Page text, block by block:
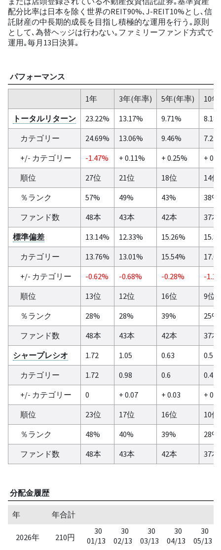
配分比率は日本を除く世界のREIT90%､J-REIT10%とし､信
託財産の中長期的成長を目指し積極的な運用を行う｡原則
として､為替ヘッジは行わない｡ファミリーファンド方式で
運用｡毎月13日決算｡
パフォーマンス
1年 3年(年率) 5年(年率)
10
トータルリターン
23.22% 13.17% 9.71%
カテゴリー
24.69% 13.06% 9.46%
7.2%
+/- カテゴリー
-1.47% + 0.11% + 0.25%
+
順位
27位 21位 18位
14位
％ランク
57% 49% 43%
38%
ファンド数
48本 43本 42本
37本
標準偏差
13.14% 12.33% 15.26%
カテゴリー
13.76% 13.01% 15.54%
+/- カテゴリー
-0.62% -0.68% -0.28%
-
順位
13位 12位 16位
9位
％ランク
28% 28% 39%
25%
ファンド数
48本 43本 42本
37本
シャープレシオ
1.72 1.05 0.63
0.51
カテゴリー
1.72 0.98 0.6
0.42
+/- カテゴリー
0 + 0.07 + 0.03
+
順位
23位 17位 16位
10位
％ランク
48% 40% 39%
28%
ファンド数
48本 43本 42本 37本
分配金履歴
年 年合計
2026年 210円
30
01/13
30
02/13
30
03/13
30
04/13
30
05/13